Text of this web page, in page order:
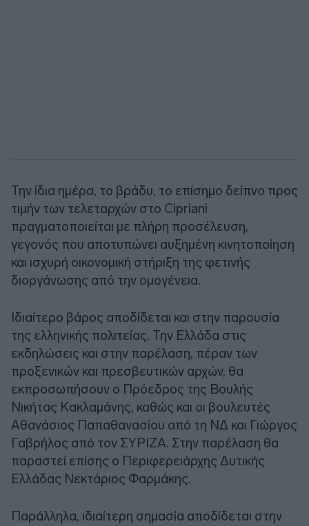
Την ίδια ημέρα, το βράδυ, το επίσημο δείπνο προς
τιμήν των τελεταρχών στο Cipriani
πραγματοποιείται με πλήρη προσέλευση,
γεγονός που αποτυπώνει αυξημένη κινητοποίηση
και ισχυρή οικονομική στήριξη της φετινής
διοργάνωσης από την ομογένεια.
Ιδιαίτερο βάρος αποδίδεται και στην παρουσία
της ελληνικής πολιτείας. Την Ελλάδα στις
εκδηλώσεις και στην παρέλαση, πέραν των
προξενικών και πρεσβευτικών αρχών, θα
εκπροσωπήσουν ο Πρόεδρος της Βουλής
Νικήτας Κακλαμάνης, καθώς και οι βουλευτές
Αθανάσιος Παπαθανασίου από τη ΝΔ και Γιώργος
Γαβρήλος από τον ΣΥΡΙΖΑ. Στην παρέλαση θα
παραστεί επίσης ο Περιφερειάρχης Δυτικής
Ελλάδας Νεκτάριος Φαρμάκης.
Παράλληλα, ιδιαίτερη σημασία αποδίδεται στην